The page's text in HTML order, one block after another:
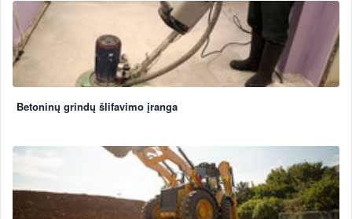
Betoninų grindų šlifavimo įranga